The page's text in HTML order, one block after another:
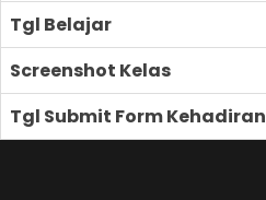
Tgl Belajar
Screenshot Kelas
Tgl Submit Form Kehadiran